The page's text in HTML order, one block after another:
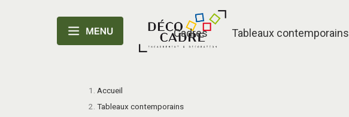
Cadres Tableaux contemporains
Accueil
Tableaux contemporains